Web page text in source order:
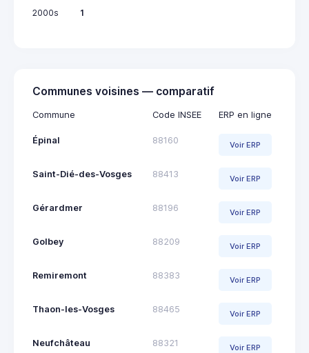
2000s
1
Communes voisines — comparatif
Commune Code INSEE ERP en ligne
Épinal 88160 Voir ERP
Saint-Dié-des-Vosges 88413 Voir ERP
Gérardmer 88196 Voir ERP
Golbey 88209 Voir ERP
Remiremont 88383 Voir ERP
Thaon-les-Vosges 88465 Voir ERP
Neufchâteau 88321 Voir ERP